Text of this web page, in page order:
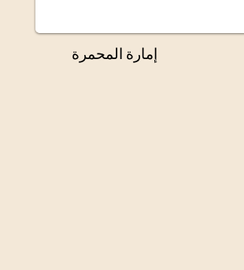
إمارة المحمرة